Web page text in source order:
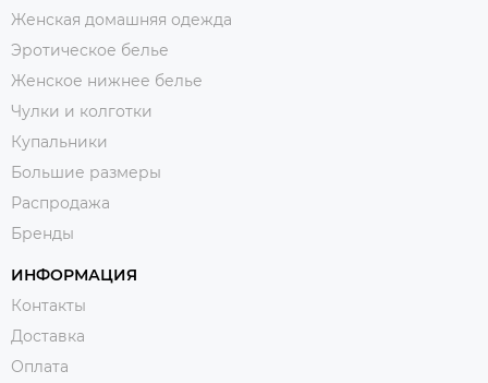
Женская домашняя одежда
Эротическое белье
Женское нижнее белье
Чулки и колготки
Купальники
Большие размеры
Распродажа
Бренды
ИНФОРМАЦИЯ
Контакты
Доставка
Оплата